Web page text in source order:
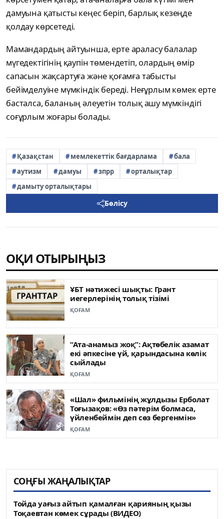
дамуына қатысты кеңес беріп, барлық кезеңде
қолдау көрсетеді.
Мамандардың айтуынша, ерте араласу балалар
мүгедектігінің қаупін төмендетіп, олардың өмір
сапасын жақсартуға және қоғамға табысты
бейімделуіне мүмкіндік береді. Неғұрлым көмек ерте
басталса, баланың әлеуетін толық ашу мүмкіндігі
соғұрлым жоғары болады.
Қазақстан мемлекеттік бағдарлама
бала
аутизм
дамуы зпрр
орталықтар
дамыту орталықтары
Бөлісу
ОҚИ ОТЫРЫҢЫЗ
ҰБТ нәтижесі шықты: Грант
иегерлерінің толық тізімі
ҚОҒАМ
“Ата-анамыз жоқ”: Ақтөбелік азамат
екі әпкесіне үй, қарындасына көлік
сыйлады
ҚОҒАМ
«Шал» фильмінің жұлдызы Ерболат
Тоғызақов: «Өз пәтерім болмаса,
үйленбеймін деп сөз бергенмін»
ҚОҒАМ
СОҢҒЫ ЖАҢАЛЫҚТАР
Тойда уағыз айтып қамалған қарияның қызы
Тоқаевтан көмек сұрады (ВИДЕО)